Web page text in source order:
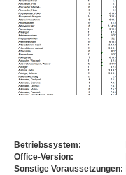
Betriebssystem:
Office-Version:
Sonstige Voraussetzungen: